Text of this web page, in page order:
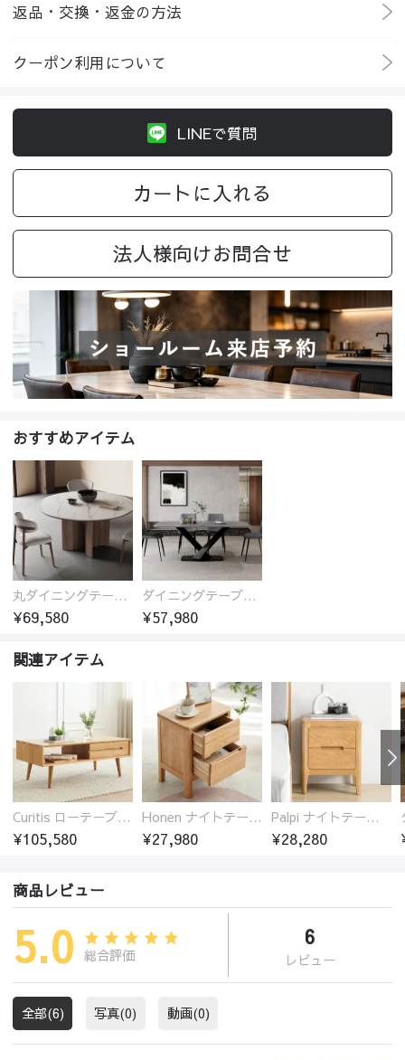
返品・交換・返金の方法
クーポン利用について
LINEで質問
カートに入れる
法人様向けお問合せ
おすすめアイテム
丸ダイニングテーブル セラミック天板 耐熱 キズに強い 丸型 北欧 無垢材 円卓 円型
¥69,580
ダイニングテーブル おしゃれ セラミック天板 大理石柄 食卓 4人用 4人 6人 140cm 160cm 180cm 耐久性 耐熱 食事テーブル
¥57,980
関連アイテム
Curitis ローテーブル センターテーブル オーク材 収納付き 2色選び シンプル ほぞ継ぎ 5サイズ
¥105,580
Honen ナイトテーブル サイドテーブル 引き出し2杯 オーク材 木製 無垢材
¥27,980
Palpi ナイトテーブル サイドテーブル 引き出し2杯 オーク材 木製 無垢材
¥28,280
商品レビュー
5.0 総合評価
6
レビュー
全部(6) 写真(0) 動画(0)